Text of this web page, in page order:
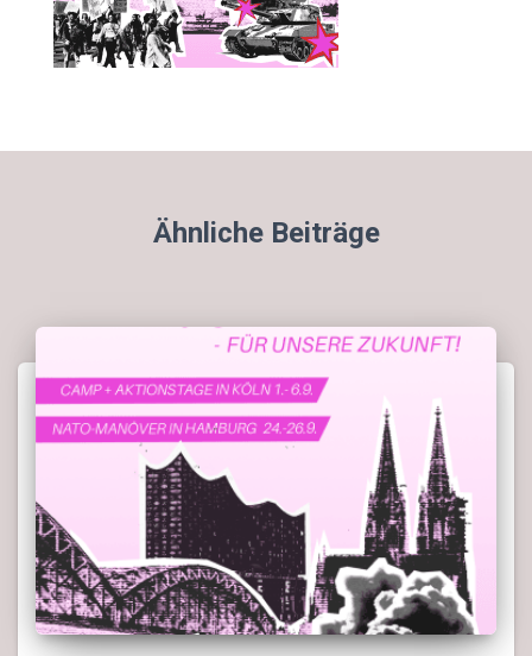
Ähnliche Beiträge